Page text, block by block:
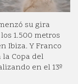
su gira
1.500 metros
Ibiza. Y Franco
Copa del
en el 13º